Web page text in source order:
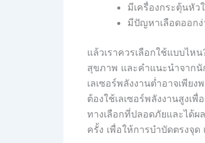
มีเครื่องกระตุ้นหัว
มีปัญหาเลือดออกง่
แล้วเราควรเลือกใช้แบบไ
สุขภาพ และคำแนะนำจากนั
เลเซอร์พลังงานต่ำอาจเพีย
ต้องใช้เลเซอร์พลังงานสูงเ
ทางเลือกที่ปลอดภัยและได้ผ
ครั้ง เพื่อให้การบำบัดตรงจุ